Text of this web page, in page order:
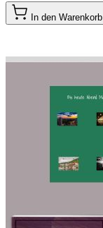
In den Warenkorb